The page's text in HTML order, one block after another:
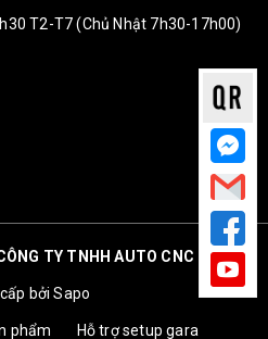
T2-T7 (Chủ Nhật 7h30-17h00)
TY TNHH AUTO CNC
bởiSapo
phẩm Hỗ trợ setup gara